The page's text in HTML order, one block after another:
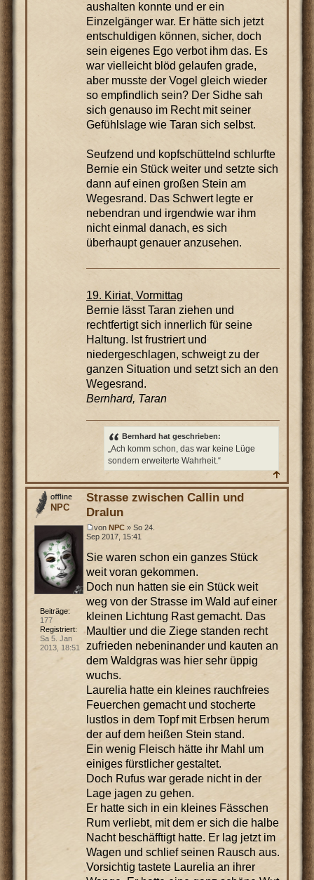
aushalten konnte und er ein
Einzelgänger war. Er hätte sich jetzt
entschuldigen können, sicher, doch
sein eigenes Ego verbot ihm das. Es
war vielleicht blöd gelaufen grade,
aber musste der Vogel gleich wieder
so empfindlich sein? Der Sidhe sah
sich genauso im Recht mit seiner
Gefühlslage wie Taran sich selbst.
Seufzend und kopfschüttelnd schlurfte
Bernie ein Stück weiter und setzte sich
dann auf einen großen Stein am
Wegesrand. Das Schwert legte er
nebendran und irgendwie war ihm
nicht einmal danach, es sich
überhaupt genauer anzusehen.
19. Kiriat, Vormittag
Bernie lässt Taran ziehen und
rechtfertigt sich innerlich für seine
Haltung. Ist frustriert und
niedergeschlagen, schweigt zu der
ganzen Situation und setzt sich an den
Wegesrand.
Bernhard, Taran
Bernhard hat geschrieben:
„Ach komm schon, das war keine Lüge
sondern erweiterte Wahrheit.“
Strasse zwischen Callin und
Dralun
von NPC» So 24.
Sep 2017, 15:41
Sie waren schon ein ganzes Stück
weit voran gekommen.
Doch nun hatten sie ein Stück weit
weg von der Strasse im Wald auf einer
kleinen Lichtung Rast gemacht. Das
Maultier und die Ziege standen recht
zufrieden nebeninander und kauten an
dem Waldgras was hier sehr üppig
wuchs.
Laurelia hatte ein kleines rauchfreies
Feuerchen gemacht und stocherte
lustlos in dem Topf mit Erbsen herum
der auf dem heißen Stein stand.
Ein wenig Fleisch hätte ihr Mahl um
einiges fürstlicher gestaltet.
Doch Rufus war gerade nicht in der
Lage jagen zu gehen.
Er hatte sich in ein kleines Fässchen
Rum verliebt, mit dem er sich die halbe
Nacht beschäfftigt hatte. Er lag jetzt im
Wagen und schlief seinen Rausch aus.
Vorsichtig tastete Laurelia an ihrer
NPC
Beiträge:
177
Registriert:
Sa 5. Jan
2013, 18:51